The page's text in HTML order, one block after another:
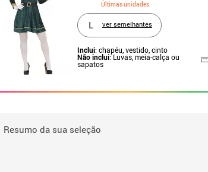
Últimas unidades
L ver semelhantes
Inclui: chapéu, vestido, cinto
Não inclui: Luvas, meia-calça ou
sapatos
Resumo da sua seleção